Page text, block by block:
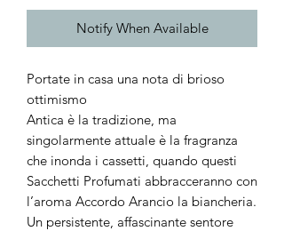
Notify When Available
Portate in casa una nota di brioso
ottimismo
Antica è la tradizione, ma
singolarmente attuale è la fragranza
che inonda i cassetti, quando questi
Sacchetti Profumati abbracceranno con
l’aroma Accordo Arancio la biancheria.
Un persistente, affascinante sentore